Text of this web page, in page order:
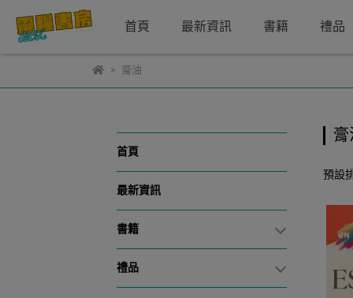
首頁 最新資訊 書籍 禮品
膏油
首頁
最新資訊
書籍
禮品
預設